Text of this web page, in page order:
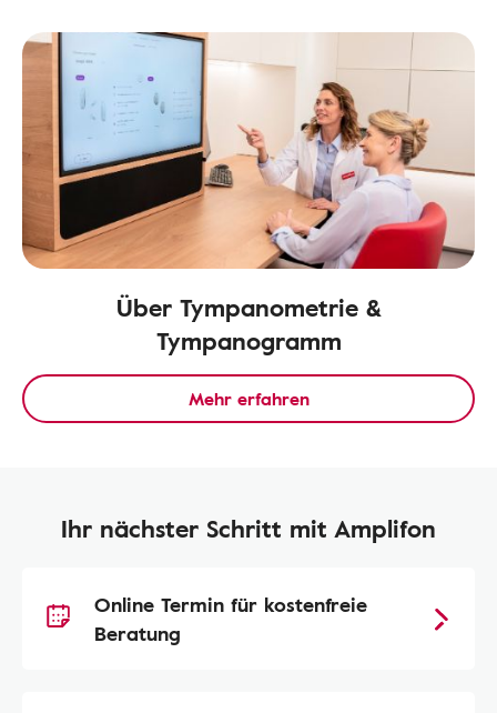
Über Tympanometrie &
Tympanogramm
Mehr erfahren
Ihr nächster Schritt mit Amplifon
Online Termin für kostenfreie
Beratung